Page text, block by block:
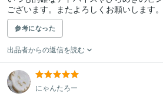
ございます。またよろしくお願いします。
参考になった
出品者からの返信を読む
にゃんたろー